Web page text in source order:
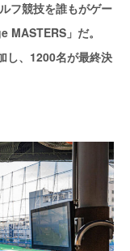
フ競技を誰もがゲー
MASTERS」だ。
し、1200名が最終決